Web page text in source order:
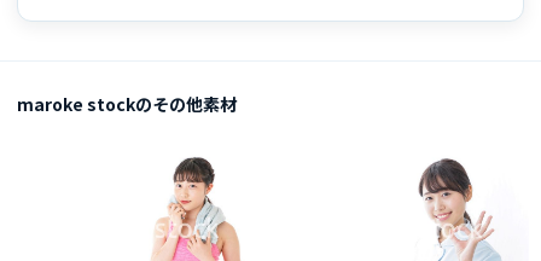
maroke stockのその他素材